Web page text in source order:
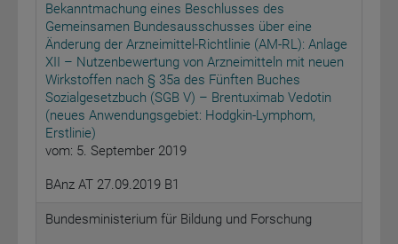
Bekanntmachung eines Beschlusses des
Gemeinsamen Bundesausschusses über eine
Änderung der Arzneimittel-Richtlinie (AM-RL): Anlage
XII – Nutzenbewertung von Arzneimitteln mit neuen
Wirkstoffen nach § 35a des Fünften Buches
Sozialgesetzbuch (SGB V) – Brentuximab Vedotin
(neues Anwendungsgebiet: Hodgkin-Lymphom,
Erstlinie)
vom: 5. September 2019
BAnz AT 27.09.2019 B1
Bundesministerium für Bildung und Forschung